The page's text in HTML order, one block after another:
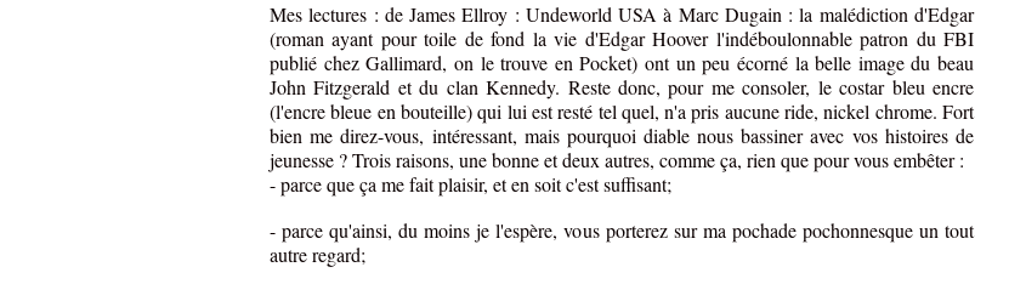
Mes lectures : de James Ellroy : Undeworld USA à Marc Dugain : la malédiction d'Edgar
(roman ayant pour toile de fond la vie d'Edgar Hoover l'indéboulonnable patron du FBI
publié chez Gallimard, on le trouve en Pocket) ont un peu écorné la belle image du beau
John Fitzgerald et du clan Kennedy. Reste donc, pour me consoler, le costar bleu encre
(l'encre bleue en bouteille) qui lui est resté tel quel, n'a pris aucune ride, nickel chrome. Fort
bien me direz-vous, intéressant, mais pourquoi diable nous bassiner avec vos histoires de
jeunesse ? Trois raisons, une bonne et deux autres, comme ça, rien que pour vous embêter :
- parce que ça me fait plaisir, et en soit c'est suffisant;
- parce qu'ainsi, du moins je l'espère, vous porterez sur ma pochade pochonnesque un tout
autre regard;